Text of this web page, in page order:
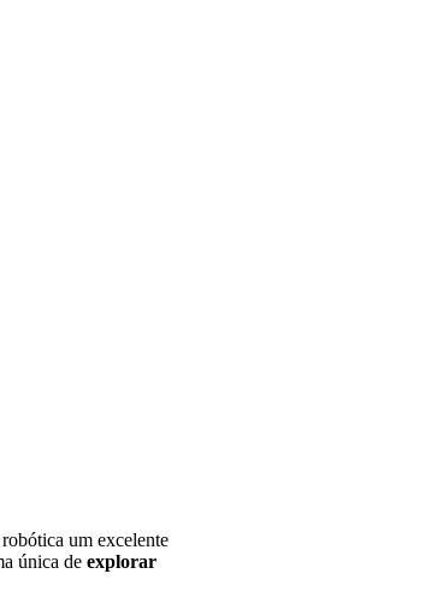
um excelente
única de explorar